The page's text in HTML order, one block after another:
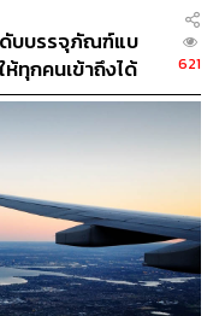
ดับบรรจุภัณฑ์แบ
ห้ทุกคนเข้าถึงได้
621